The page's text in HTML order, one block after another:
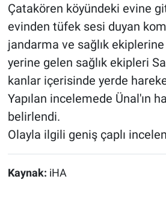
Çatakören köyündeki evine
evinden tüfek sesi duyan
jandarma ve sağlık
yerine gelen sağlık ekipleri
kanlar içerisinde yerde
Yapılan incelemede Ünal'ın
belirlendi.
Olayla ilgili geniş çaplı
Kaynak: iHA